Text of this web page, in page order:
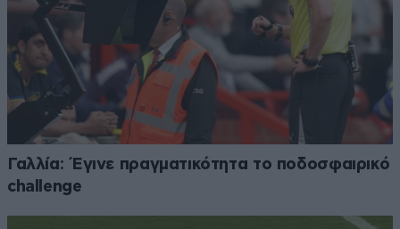
Γαλλία: Έγινε πραγματικότητα το ποδοσφαιρικό
challenge